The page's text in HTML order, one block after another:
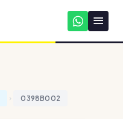
0398B002